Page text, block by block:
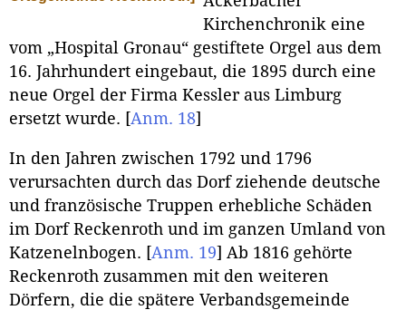
Kirchenchronik eine
vom „Hospital Gronau“ gestiftete Orgel aus dem
16. Jahrhundert eingebaut, die 1895 durch eine
neue Orgel der Firma Kessler aus Limburg
ersetzt wurde. [Anm. 18]
In den Jahren zwischen 1792 und 1796
verursachten durch das Dorf ziehende deutsche
und französische Truppen erhebliche Schäden
im Dorf Reckenroth und im ganzen Umland von
Katzenelnbogen. [Anm. 19] Ab 1816 gehörte
Reckenroth zusammen mit den weiteren
Dörfern, die die spätere Verbandsgemeinde